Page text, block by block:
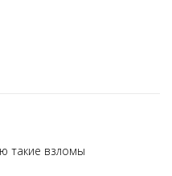
такие взломы